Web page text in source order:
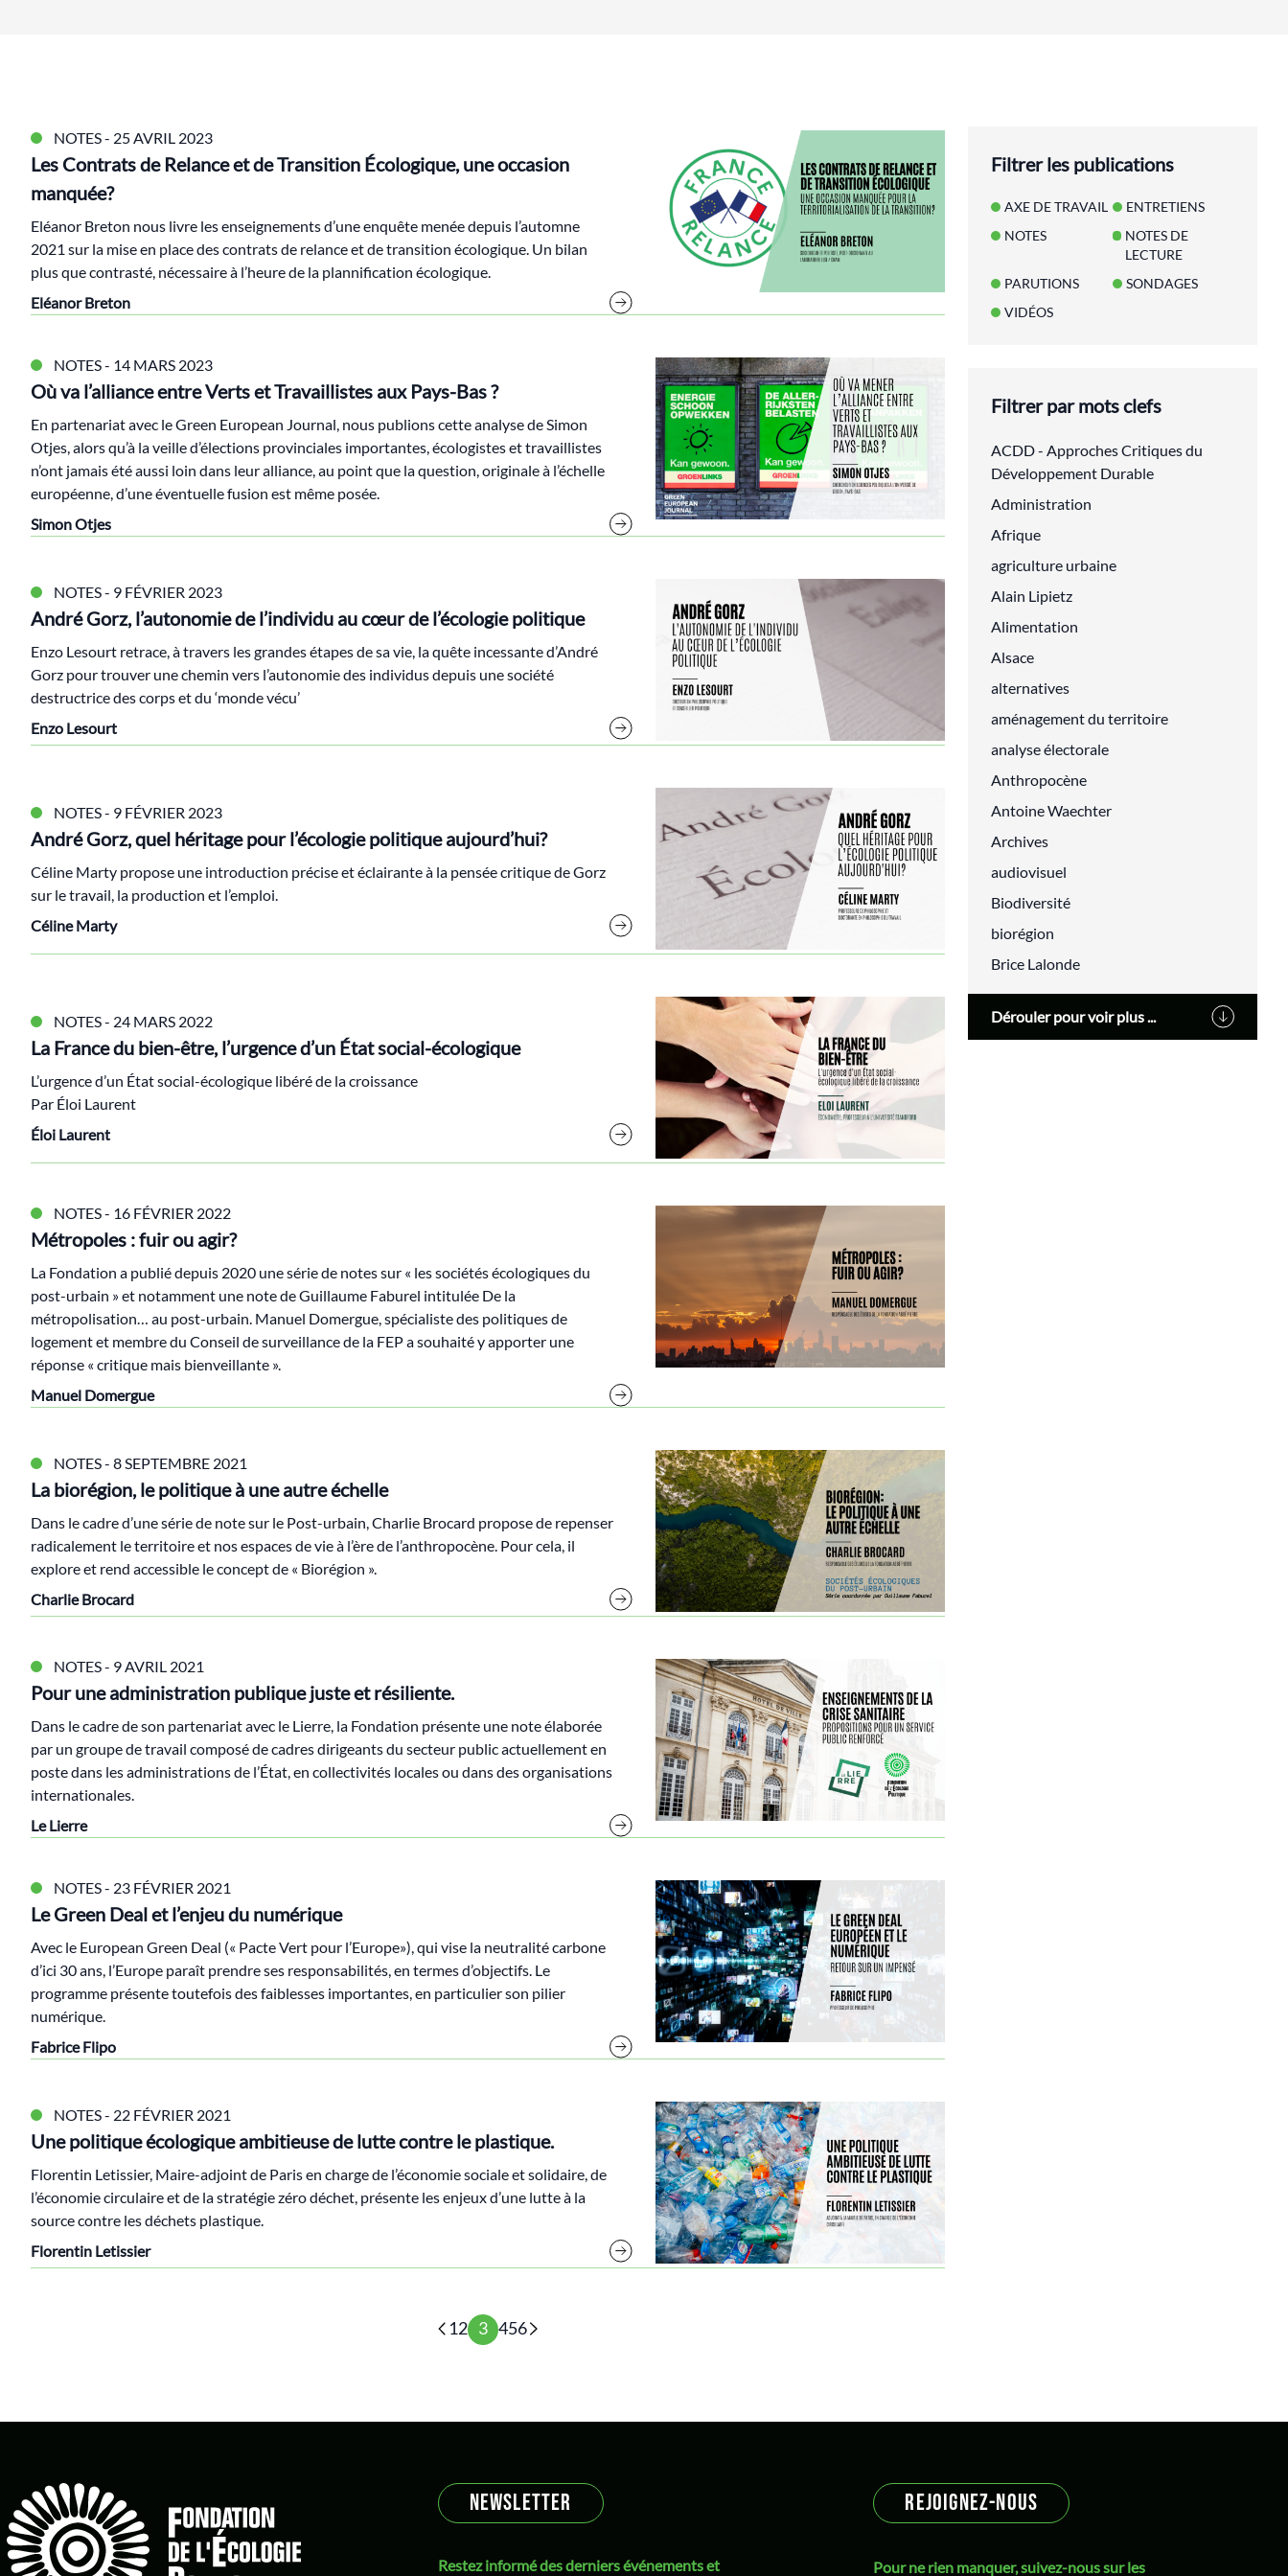
NOTES- 25 AVRIL 2023
Les Contrats de Relance et de Transition Écologique, une occasion
manquée?
Eléanor Breton nous livre les enseignements d’une enquête menée depuis l’automne
2021 sur la mise en place des contrats de relance et de transition écologique. Un bilan
plus que contrasté, nécessaire à l’heure de la plannification écologique.
Eléanor Breton
NOTES- 14 MARS 2023
Où va l’alliance entre Verts et Travaillistes aux Pays-Bas ?
En partenariat avec le Green European Journal, nous publions cette analyse de Simon
Otjes, alors qu’à la veille d’élections provinciales importantes, écologistes et travaillistes
n’ont jamais été aussi loin dans leur alliance, au point que la question, originale à l’échelle
européenne, d’une éventuelle fusion est même posée.
Simon Otjes
NOTES- 9 FÉVRIER 2023
André Gorz, l’autonomie de l’individu au cœur de l’écologie politique
Enzo Lesourt retrace, à travers les grandes étapes de sa vie, la quête incessante d’André
Gorz pour trouver une chemin vers l’autonomie des individus depuis une société
destructrice des corps et du ‘monde vécu’
Enzo Lesourt
NOTES- 9 FÉVRIER 2023
André Gorz, quel héritage pour l’écologie politique aujourd’hui?
Céline Marty propose une introduction précise et éclairante à la pensée critique de Gorz
sur le travail, la production et l’emploi.
Céline Marty
NOTES- 24 MARS 2022
La France du bien-être, l’urgence d’un État social-écologique
L’urgence d’un État social-écologique libéré de la croissance
Par Éloi Laurent
Éloi Laurent
NOTES- 16 FÉVRIER 2022
Métropoles : fuir ou agir?
La Fondation a publié depuis 2020 une série de notes sur « les sociétés écologiques du
post-urbain » et notamment une note de Guillaume Faburel intitulée De la
métropolisation… au post-urbain. Manuel Domergue, spécialiste des politiques de
logement et membre du Conseil de surveillance de la FEP a souhaité y apporter une
réponse « critique mais bienveillante ».
Manuel Domergue
NOTES- 8 SEPTEMBRE 2021
La biorégion, le politique à une autre échelle
Dans le cadre d’une série de note sur le Post-urbain, Charlie Brocard propose de repenser
radicalement le territoire et nos espaces de vie à l’ère de l’anthropocène. Pour cela, il
explore et rend accessible le concept de « Biorégion ».
Charlie Brocard
NOTES- 9 AVRIL 2021
Pour une administration publique juste et résiliente.
Dans le cadre de son partenariat avec le Lierre, la Fondation présente une note élaborée
par un groupe de travail composé de cadres dirigeants du secteur public actuellement en
poste dans les administrations de l’État, en collectivités locales ou dans des organisations
internationales.
Le Lierre
NOTES- 23 FÉVRIER 2021
Le Green Deal et l’enjeu du numérique
Avec le European Green Deal (« Pacte Vert pour l’Europe»), qui vise la neutralité carbone
d’ici 30 ans, l’Europe paraît prendre ses responsabilités, en termes d’objectifs. Le
programme présente toutefois des faiblesses importantes, en particulier son pilier
numérique.
Fabrice Flipo
NOTES- 22 FÉVRIER 2021
Une politique écologique ambitieuse de lutte contre le plastique.
Florentin Letissier, Maire-adjoint de Paris en charge de l’économie sociale et solidaire, de
l’économie circulaire et de la stratégie zéro déchet, présente les enjeux d’une lutte à la
source contre les déchets plastique.
Florentin Letissier
12 3 456
Filtrer les publications
AXE DE TRAVAIL
ENTRETIENS
NOTES
NOTES DE
LECTURE
PARUTIONS
SONDAGES
VIDÉOS
Filtrer par mots clefs
ACDD - Approches Critiques du
Développement Durable
Administration
Afrique
agriculture urbaine
Alain Lipietz
Alimentation
Alsace
alternatives
aménagement du territoire
analyse électorale
Anthropocène
Antoine Waechter
Archives
audiovisuel
Biodiversité
biorégion
Brice Lalonde
Cédric Villani
Changement climatique
inégalités environnementales
inégalités sociales
Intelligence Artificielle
Dérouler pour voir plus ...
NEWSLETTER
Restez informé des derniers événements et
REJOIGNEZ-NOUS
Pour ne rien manquer, suivez-nous sur les